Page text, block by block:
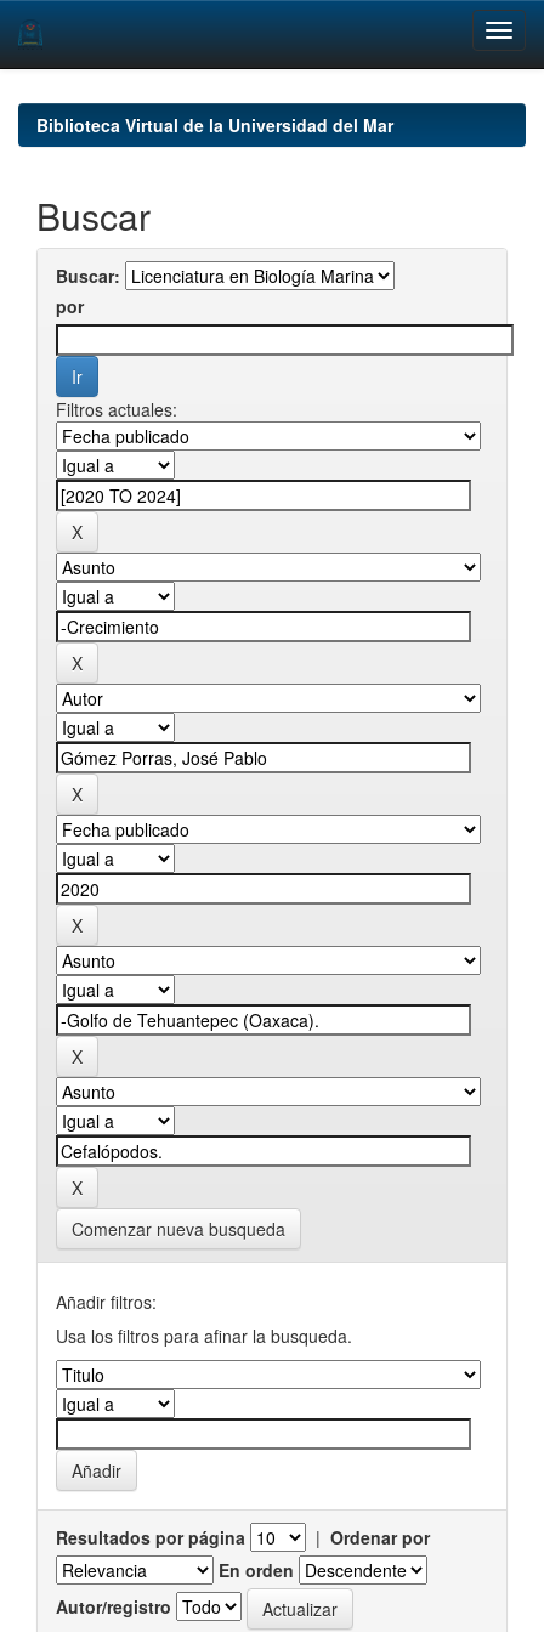
navigationBiblioteca Virtual de la Universidad del Mar
Buscar
Buscar:
por
Filtros actuales:
Comenzar nueva busqueda
Añadir filtros:
Usa los filtros para afinar la busqueda.
Resultados por página | Ordenar por
En orden
Autor/registro